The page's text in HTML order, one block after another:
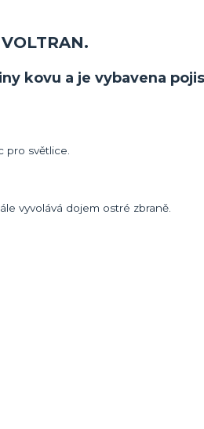
kovu a je vybavena
pro světlice.
vyvolává dojem ostré zbraně.